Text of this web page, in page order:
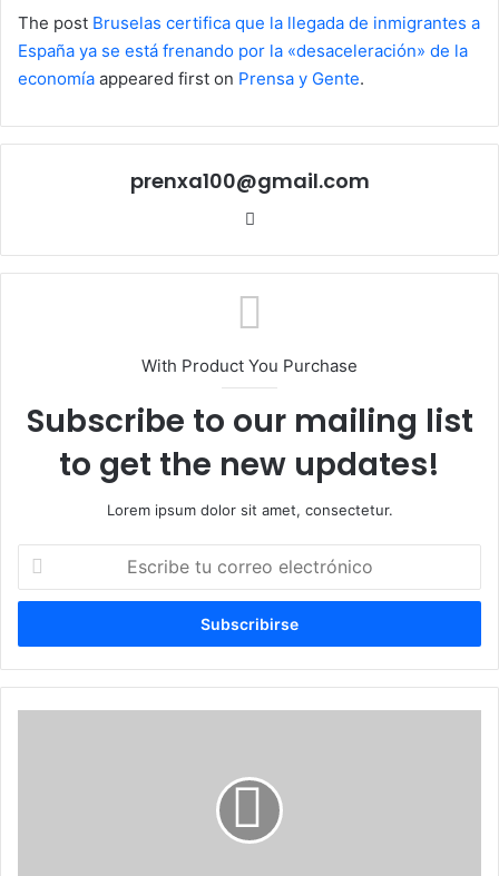
The post Bruselas certifica que la llegada de inmigrantes a
España ya se está frenando por la «desaceleración» de la
economía appeared first on Prensa y Gente.
prenxa100@gmail.com
With Product You Purchase
Subscribe to our mailing list
to get the new updates!
Lorem ipsum dolor sit amet, consectetur.
Escribe
correo